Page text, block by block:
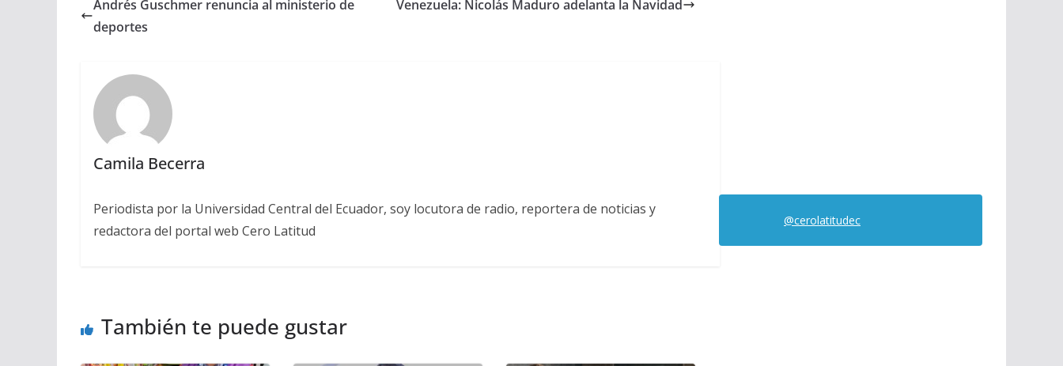
Andrés Guschmer renuncia al ministerio de
deportes
Venezuela: Nicolás Maduro adelanta la Navidad
Camila Becerra
Periodista por la Universidad Central del Ecuador, soy locutora de radio, reportera de noticias y
redactora del portal web Cero Latitud
También te puede gustar
@cerolatitudec